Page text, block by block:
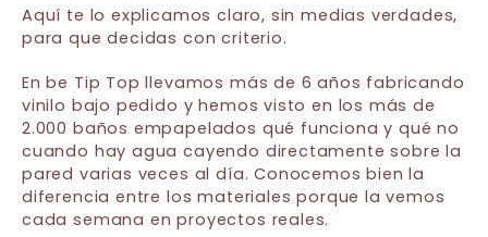
Aquí te lo explicamos claro, sin medias verdades,
para que decidas con criterio.
En be Tip Top llevamos más de 6 años fabricando
vinilo bajo pedido y hemos visto en los más de
2.000 baños empapelados qué funciona y qué no
cuando hay agua cayendo directamente sobre la
pared varias veces al día. Conocemos bien la
diferencia entre los materiales porque la vemos
cada semana en proyectos reales.